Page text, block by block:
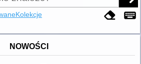
Kolekcje
NOWOŚCI